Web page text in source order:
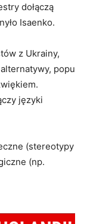
dołączą
Isaenko.
z Ukrainy,
popu
języki
(stereotypy
(np.